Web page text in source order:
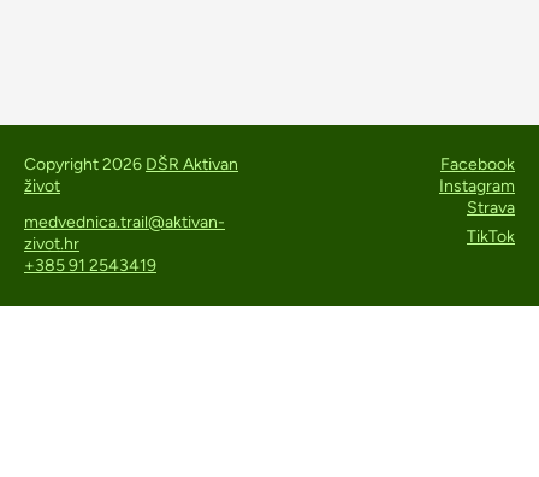
Copyright 2026 DŠR Aktivan
život
medvednica.trail@aktivan-
zivot.hr
+385 91 2543419
Facebook
Instagram
Strava
TikTok